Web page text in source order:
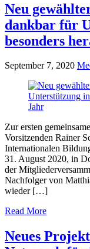
Neu
dankbar für
besonders
September 7, 2020
Zur ersten
Vorsitzenden Rainer
Internationalen
31. August 2020, in
der
Nachfolger von
wieder […]
Read More
Neues